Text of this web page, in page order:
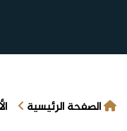
الصفحة الرئيسية